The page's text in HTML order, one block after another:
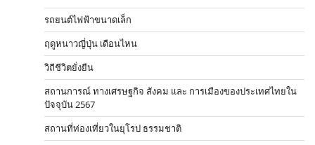
รถยนต์ไฟฟ้าขนาดเล็ก
ฤดูหนาวญี่ปุ่น เดือนไหน
วิถีชีวิตยั่งยืน
สถานการณ์ ทางเศรษฐกิจ สังคม และ การเมืองของประเทศไทยใน
ปัจจุบัน 2567
สถานที่ท่องเที่ยวในยุโรป ธรรมชาติ